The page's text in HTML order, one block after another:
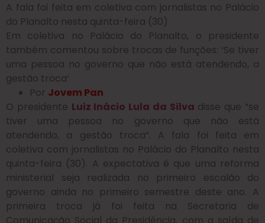
A fala foi feita em coletiva com jornalistas no Palácio
do Planalto nesta quinta-feira (30)
Em coletiva no Palácio do Planalto, o presidente
também comentou sobre trocas de funções: ‘Se tiver
uma pessoa no governo que não está atendendo, a
gestão troca’
Por Jovem Pan
O presidente Luiz Inácio Lula da Silva disse que “se
tiver uma pessoa no governo que não está
atendendo, a gestão troca”. A fala foi feita em
coletiva com jornalistas no Palácio do Planalto nesta
quinta-feira (30). A expectativa é que uma reforma
ministerial seja realizada no primeiro escalão do
governo ainda no primeiro semestre deste ano. A
primeira troca já foi feita na Secretaria de